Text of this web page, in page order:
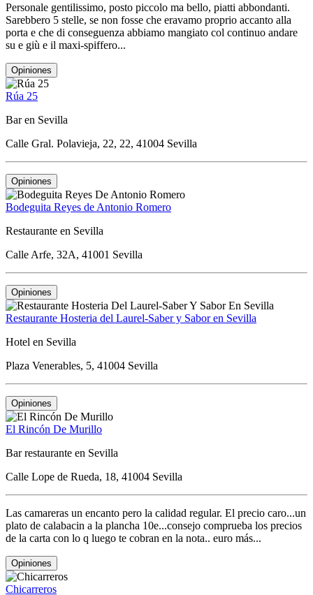
Personale gentilissimo, posto piccolo ma bello, piatti abbondanti.
Sarebbero 5 stelle, se non fosse che eravamo proprio accanto alla
porta e che di conseguenza abbiamo mangiato col continuo andare
su e giù e il maxi-spiffero...
Opiniones
Rúa 25
Bar en Sevilla
Calle Gral. Polavieja, 22, 22, 41004 Sevilla
Opiniones
Bodeguita Reyes de Antonio Romero
Restaurante en Sevilla
Calle Arfe, 32A, 41001 Sevilla
Opiniones
Restaurante Hosteria del Laurel-Saber y Sabor en Sevilla
Hotel en Sevilla
Plaza Venerables, 5, 41004 Sevilla
Opiniones
El Rincón De Murillo
Bar restaurante en Sevilla
Calle Lope de Rueda, 18, 41004 Sevilla
Las camareras un encanto pero la calidad regular. El precio caro...un
plato de calabacin a la plancha 10e...consejo comprueba los precios
de la carta con lo q luego te cobran en la nota.. euro más...
Opiniones
Chicarreros